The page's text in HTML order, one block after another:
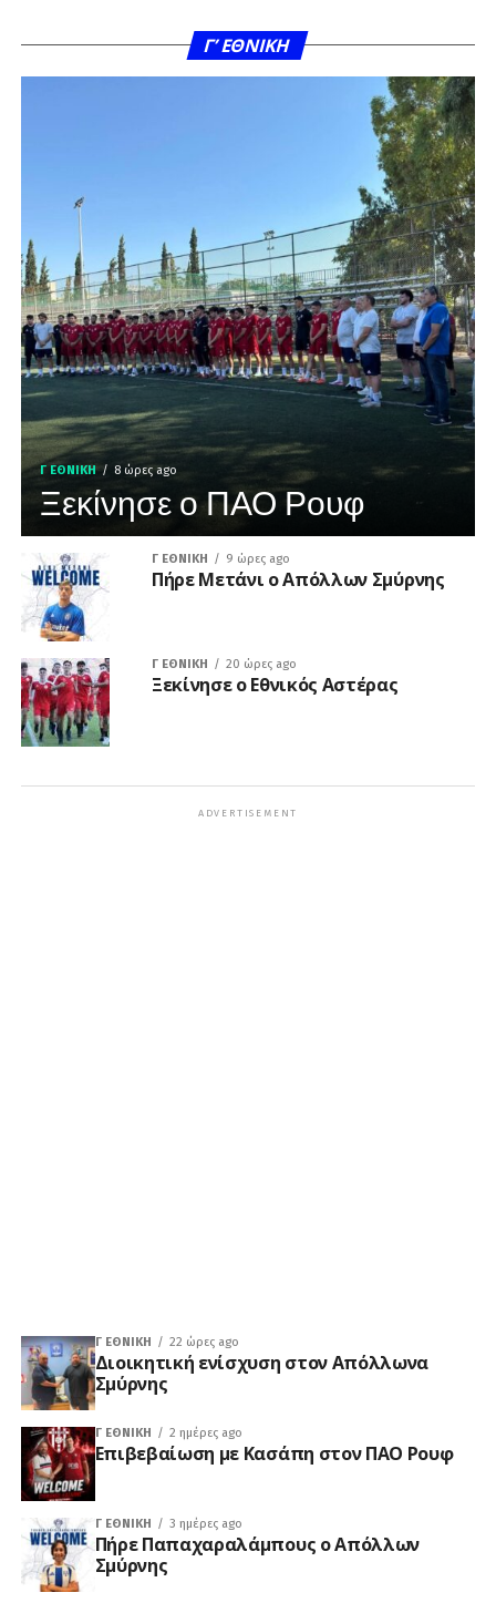
Γ’ ΕΘΝΙΚΗ
Γ ΕΘΝΙΚΉ 8 ώρες ago
Ξεκίνησε ο ΠΑΟ Ρουφ
Γ ΕΘΝΙΚΉ 9 ώρες ago
Πήρε Μετάνι ο Απόλλων Σμύρνης
Γ ΕΘΝΙΚΉ 20 ώρες ago
Ξεκίνησε ο Εθνικός Αστέρας
ADVERTISEMENT
Γ ΕΘΝΙΚΉ 22 ώρες ago
Διοικητική ενίσχυση στον Απόλλωνα
Σμύρνης
Γ ΕΘΝΙΚΉ 2 ημέρες ago
Επιβεβαίωση με Κασάπη στον ΠΑΟ Ρουφ
Γ ΕΘΝΙΚΉ 3 ημέρες ago
Πήρε Παπαχαραλάμπους ο Απόλλων
Σμύρνης